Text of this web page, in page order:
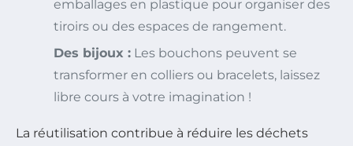
emballages en plastique pour organiser des
tiroirs ou des espaces de rangement.
Des bijoux : Les bouchons peuvent se
transformer en colliers ou bracelets, laissez
libre cours à votre imagination !
La réutilisation contribue à réduire les déchets